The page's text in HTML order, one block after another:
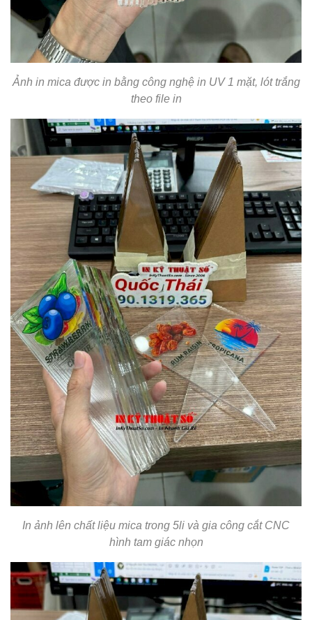
Ảnh in mica được in bằng công nghệ in UV 1 mặt, lót trắng
theo file in
In ảnh lên chất liệu mica trong 5li và gia công cắt CNC
hình tam giác nhọn